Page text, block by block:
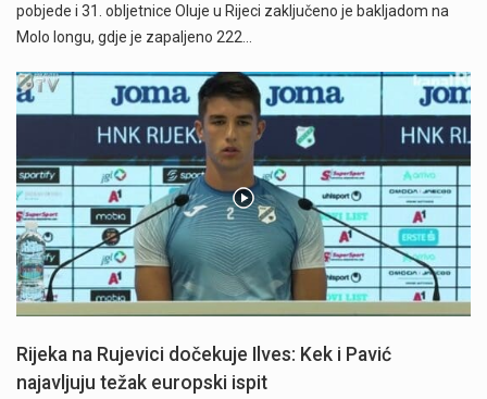
pobjede i 31. obljetnice Oluje u Rijeci zaključeno je bakljadom na
Molo longu, gdje je zapaljeno 222…
Rijeka na Rujevici dočekuje Ilves: Kek i Pavić
najavljuju težak europski ispit